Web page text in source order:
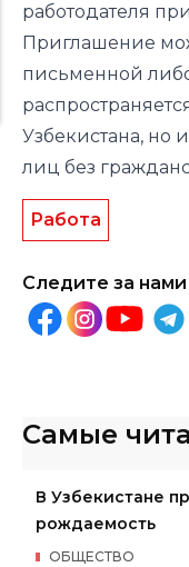
работодателя
Приглашение
письменной
Узбекистана, но
лиц без
Работа
Следите за нами
Самые
В Узбекистане
рождаемость
ОБЩЕСТВО